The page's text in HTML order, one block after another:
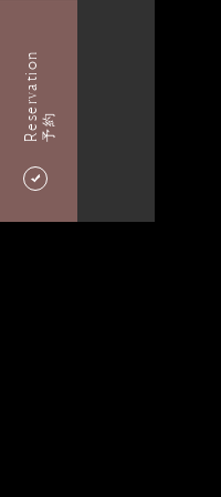
Reservation予約